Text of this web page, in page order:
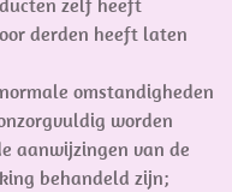
derden heeft laten
omstandigheden
worden
aanwijzingen van de
behandeld zijn;